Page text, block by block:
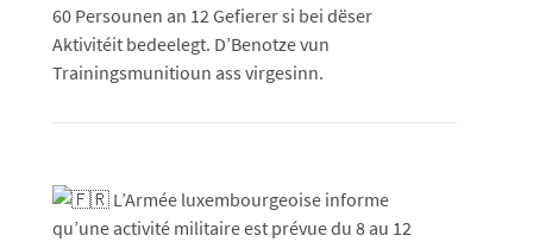
60 Persounen an 12 Gefierer si bei dëser
Aktivitéit bedeelegt. D’Benotze vun
Trainingsmunitioun ass virgesinn.
L’Armée luxembourgeoise informe
qu’une activité militaire est prévue du 8 au 12